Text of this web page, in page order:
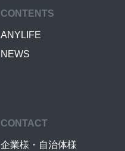
CONTENTS
ANYLIFE
NEWS
CONTACT
企業様・自治体様